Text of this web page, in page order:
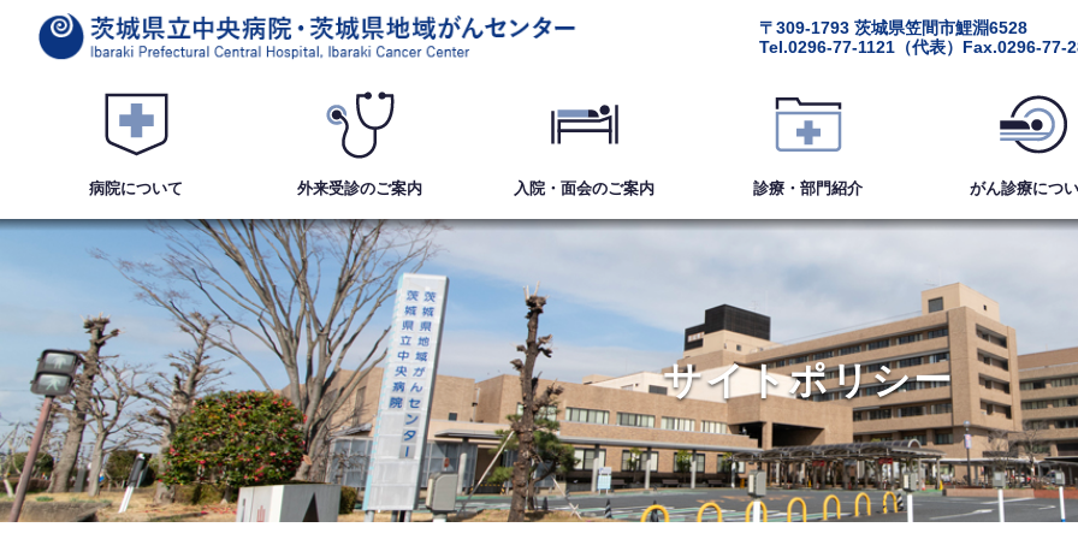
〒309-1793 茨城県笠間市鯉淵6528
Tel.0296-77-1121（代表） Fax.0296-77-
病院について 外来受診のご案内 入院・面会のご案内 診療・部門紹介 がん診療につ
サイトポリシー